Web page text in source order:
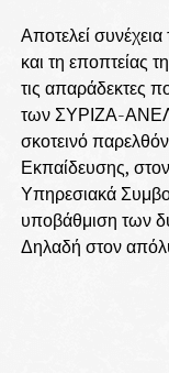
Αποτελεί
και τη εποπτείας
τις απαράδεκτες
των ΣΥΡΙΖΑ-ΑΝΕΛ
σκοτεινό
Εκπαίδευσης,
Υπηρεσιακά
υποβάθμιση των
Δηλαδή στον